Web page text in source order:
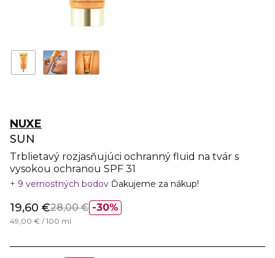
NUXE
SUN
Trblietavý rozjasňujúci ochranný fluid na tvár s
vysokou ochranou SPF 31
9 vernostných bodov Ďakujeme za nákup!
30%
19,60 €28,00 €
49,00 € / 100 ml